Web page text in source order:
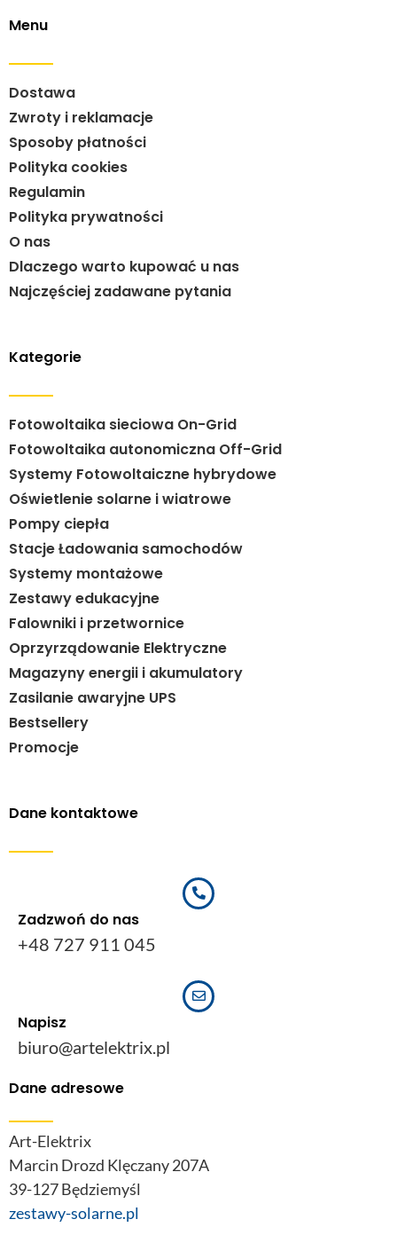
Menu
Dostawa
Zwroty i reklamacje
Sposoby płatności
Polityka cookies
Regulamin
Polityka prywatności
O nas
Dlaczego warto kupować u nas
Najczęściej zadawane pytania
Kategorie
Fotowoltaika sieciowa On-Grid
Fotowoltaika autonomiczna Off-Grid
Systemy Fotowoltaiczne hybrydowe
Oświetlenie solarne i wiatrowe
Pompy ciepła
Stacje Ładowania samochodów
Systemy montażowe
Zestawy edukacyjne
Falowniki i przetwornice
Oprzyrządowanie Elektryczne
Magazyny energii i akumulatory
Zasilanie awaryjne UPS
Bestsellery
Promocje
Dane kontaktowe
Zadzwoń do nas
+48 727 911 045
Napisz
biuro@artelektrix.pl
Dane adresowe
Art-Elektrix
Marcin Drozd Klęczany 207A
39-127 Będziemyśl
zestawy-solarne.pl